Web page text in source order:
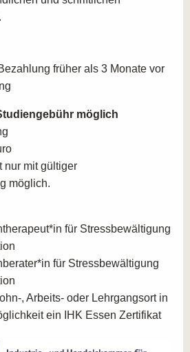
alle mündlichen und
enthalten.
welche Finanzierungs-
Wir geben Ihnen alle
die Möglichkeiten der
VON UNSERER
ERFAHRUNG
zum
qualifizierte Dozent*innen
Team. Wählen Sie
Standort für sich aus.
stehen Ihnen für ein
Beratungsgespräch
der campus naturalis AKADEMIE
selbstverständlich auch
Kursleitung Progressive
Kursleitung Stressreduktion
Methodik und Didaktik
früher als 3 Monate vor
möglich
nur mit gültiger
möglich.
für Stressbewältigung
für Stressbewältigung
, Arbeits- oder Lehrgangsort in
ein IHK Essen Zertifikat